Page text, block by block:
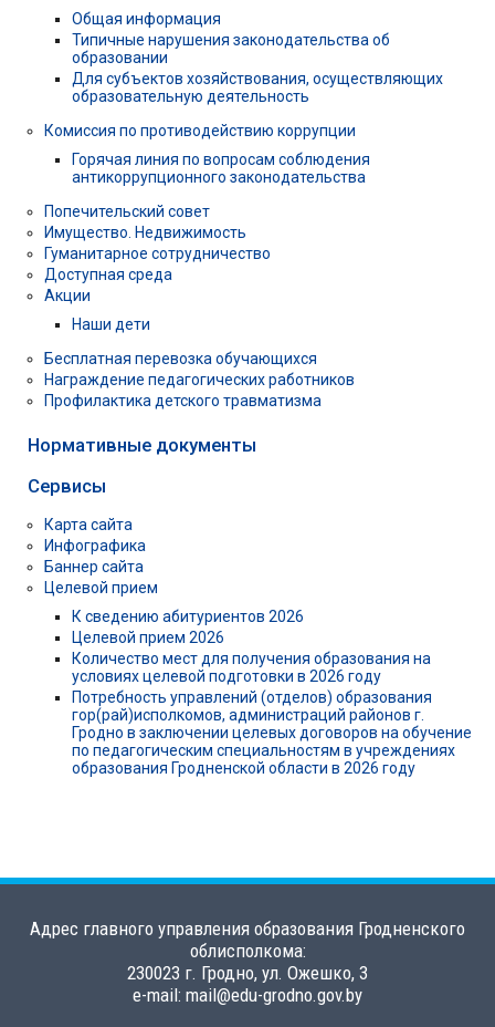
Общая информация
Типичные нарушения законодательства об
образовании
Для субъектов хозяйствования, осуществляющих
образовательную деятельность
Комиссия по противодействию коррупции
Горячая линия по вопросам соблюдения
антикоррупционного законодательства
Попечительский совет
Имущество. Недвижимость
Гуманитарное сотрудничество
Доступная среда
Акции
Наши дети
Бесплатная перевозка обучающихся
Награждение педагогических работников
Профилактика детского травматизма
Нормативные документы
Сервисы
Карта сайта
Инфографика
Баннер сайта
Целевой прием
К сведению абитуриентов 2026
Целевой прием 2026
Количество мест для получения образования на
условиях целевой подготовки в 2026 году
Потребность управлений (отделов) образования
гор(рай)исполкомов, администраций районов г.
Гродно в заключении целевых договоров на обучение
по педагогическим специальностям в учреждениях
образования Гродненской области в 2026 году
Адрес главного управления образования Гродненского
облисполкома:
230023 г. Гродно, ул. Ожешко, 3
e-mail: mail@edu-grodno.gov.by